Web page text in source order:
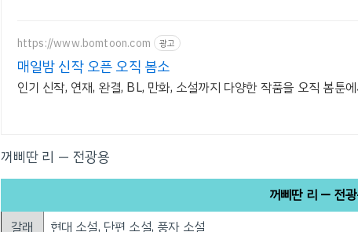
https://www.bomtoon.com 광고
매일밤 신작 오픈 오직 봄소
인기 신작, 연재, 완결, BL, 만화, 소설까지 다양한 작품을 오직 봄툰
꺼삐딴 리 — 전광용
꺼삐딴 리 — 전
갈래
현대 소설, 단편 소설, 풍자 소설